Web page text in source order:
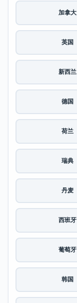
加拿大
英国
新西兰
德国
荷兰
瑞典
丹麦
西班牙
葡萄牙
韩国